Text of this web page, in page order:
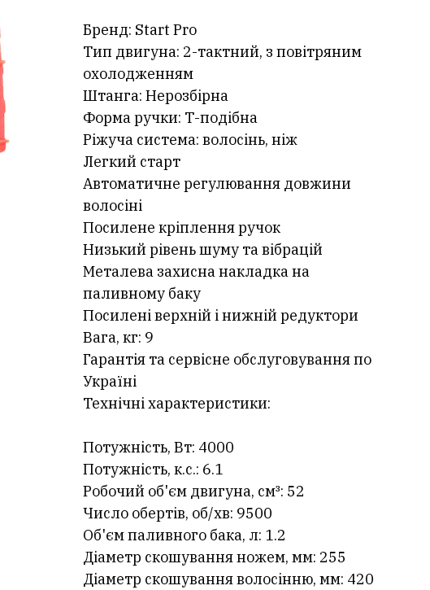
Бренд: Start Pro
Тип двигуна: 2-тактний, з повітряним
охолодженням
Штанга: Нерозбірна
Форма ручки: Т-подібна
Ріжуча система: волосінь, ніж
Легкий старт
Автоматичне регулювання довжини
волосіні
Посилене кріплення ручок
Низький рівень шуму та вібрацій
Металева захисна накладка на
паливному баку
Посилені верхній і нижній редуктори
Вага, кг: 9
Гарантія та сервісне обслуговування по
Україні
Технічні характеристики:
Потужність, Вт: 4000
Потужність, к.с.: 6.1
Робочий об'єм двигуна, см³: 52
Число обертів, об/хв: 9500
Об'єм паливного бака, л: 1.2
Діаметр скошування ножем, мм: 255
Діаметр скошування волосінню, мм: 420